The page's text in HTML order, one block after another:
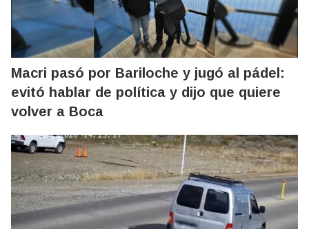
Macri pasó por Bariloche y jugó al pádel:
evitó hablar de política y dijo que quiere
volver a Boca